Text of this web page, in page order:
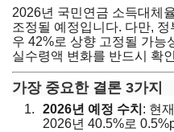
2026년 국민연금 소득대체
조정될 예정입니다. 다만,
우 42%로 상향 고정될 가능
실수령액 변화를 반드시 확
가장 중요한 결론 3가지
2026년 예정 수치 : 현
2026년 40.5%로